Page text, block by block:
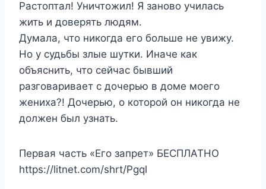
Растоптал! Уничтожил! Я заново училась
жить и доверять людям.
Думала, что никогда его больше не увижу.
Но у судьбы злые шутки. Иначе как
объяснить, что сейчас бывший
разговаривает с дочерью в доме моего
жениха?! Дочерью, о которой он никогда не
должен был узнать.
Первая часть «Его запрет» БЕСПЛАТНО
https://litnet.com/shrt/Pgql